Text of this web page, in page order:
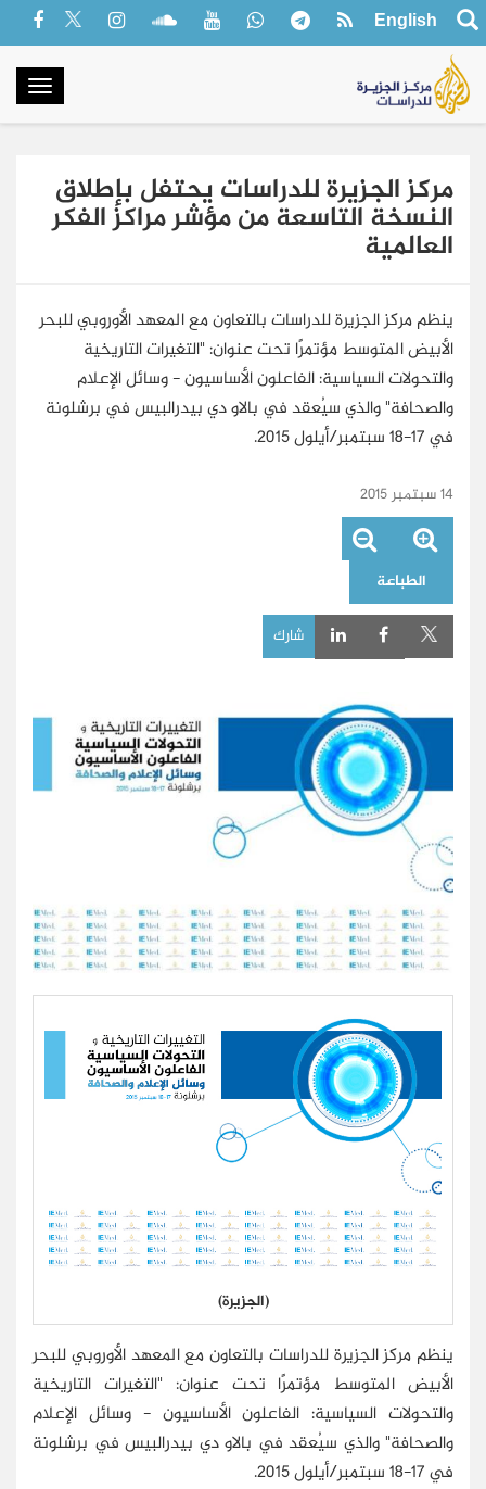
English
مركز الجزيرة للدراسات يحتفل بإطلاق
النسخة التاسعة من مؤشر مراكز الفكر
العالمية
ينظم مركز الجزيرة للدراسات بالتعاون مع المعهد الأوروبي للبحر
الأبيض المتوسط مؤتمرًا تحت عنوان: "التغيرات التاريخية
والتحولات السياسية: الفاعلون الأساسيون - وسائل الإعلام
والصحافة" والذي سيُعقد في بالاو دي بيدرالبيس في برشلونة
في 17-18 سبتمبر/أيلول 2015.
14 سبتمبر 2015
الطباعة
شارك
(الجزيرة)
ينظم مركز الجزيرة للدراسات بالتعاون مع المعهد الأوروبي للبحر
الأبيض المتوسط مؤتمرًا تحت عنوان: "التغيرات التاريخية
والتحولات السياسية: الفاعلون الأساسيون - وسائل الإعلام
والصحافة" والذي سيُعقد في بالاو دي بيدرالبيس في برشلونة
في 17-18 سبتمبر/أيلول 2015.